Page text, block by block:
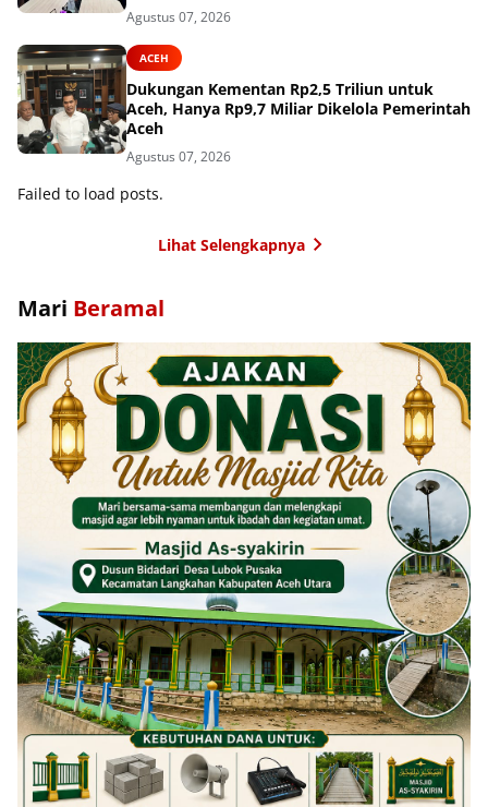
Agustus 07, 2026
ACEH
Dukungan Kementan Rp2,5 Triliun untuk
Aceh, Hanya Rp9,7 Miliar Dikelola Pemerintah
Aceh
Agustus 07, 2026
Failed to load posts.
Lihat Selengkapnya
Mari Beramal